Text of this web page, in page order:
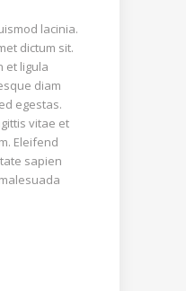
lacinia.
dictum sit.
et ligula
diam
egestas.
vitae et
Eleifend
sapien